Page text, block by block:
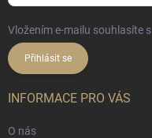
Vložením e-mailu souhlasíte s
Přihlásit se
INFORMACE PRO VÁS
O nás